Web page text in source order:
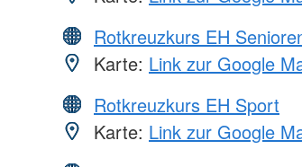
Rotkreuzkurs EH
Karte: Link zur Google
Rotkreuzkurs EH Sport
Karte: Link zur Google